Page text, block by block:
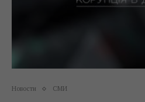
Новости СМИ